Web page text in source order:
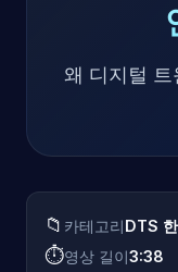
왜 디지털
📁 카테고리DTS
⏱️영상 길이3:38